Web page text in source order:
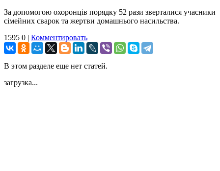
За допомогою охоронців порядку 52 рази зверталися учасники
сімейних сварок та жертви домашнього насильства.
1595 0 | Комментировать
В этом разделе еще нет статей.
загрузка...